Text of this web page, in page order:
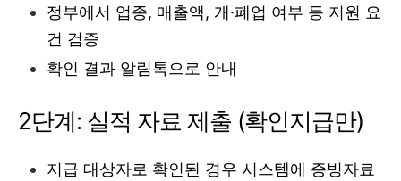
정부에서 업종, 매출액, 개·폐업 여부 등 지원 요
건 검증
확인 결과 알림톡으로 안내
2단계: 실적 자료 제출 (확인지급만)
지급 대상자로 확인된 경우 시스템에 증빙자료